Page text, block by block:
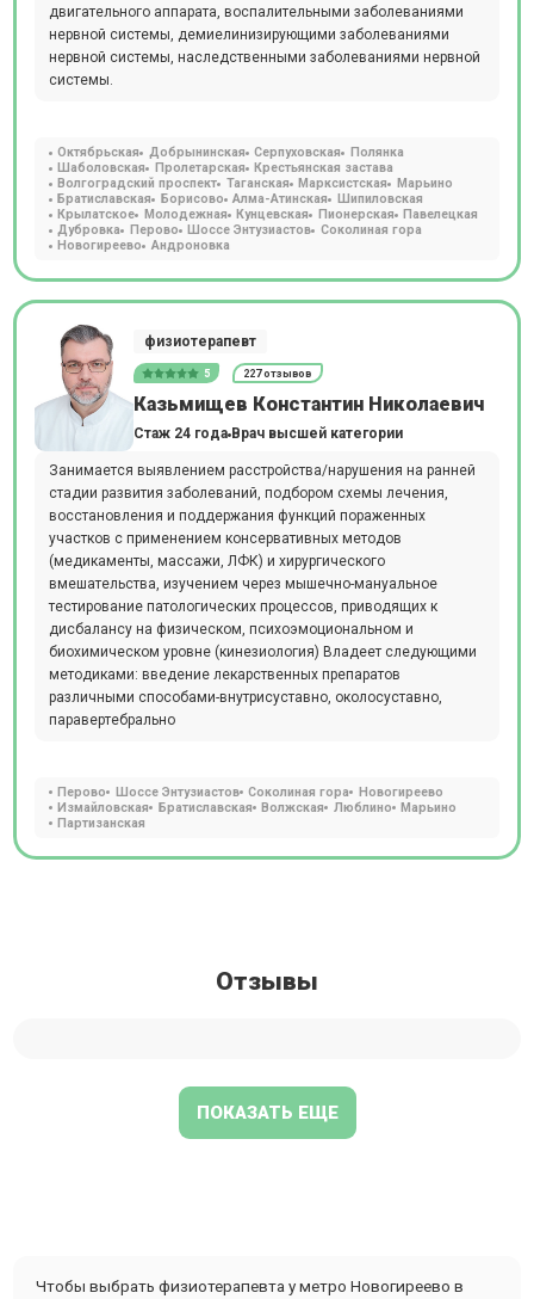
двигательного аппарата, воспалительными заболеваниями
нервной системы, демиелинизирующими заболеваниями
нервной системы, наследственными заболеваниями нервной
системы.
Октябрьская Добрынинская Серпуховская
Полянка
Шаболовская
Пролетарская
Крестьянская застава
Волгоградский проспект
Таганская Марксистская
Марьино
Братиславская
Борисово Алма-Атинская
Шипиловская
Крылатское
Молодежная Кунцевская Пионерская
Павелецкая
Дубровка
Перово Шоссе Энтузиастов
Соколиная гора
Новогиреево
Андроновка
физиотерапевт
5 227 отзывов
Казьмищев Константин Николаевич
Стаж 24 года Врач высшей категории
Занимается выявлением расстройства/нарушения на ранней
стадии развития заболеваний, подбором схемы лечения,
восстановления и поддержания функций пораженных
участков с применением консервативных методов
(медикаменты, массажи, ЛФК) и хирургического
вмешательства, изучением через мышечно-мануальное
тестирование патологических процессов, приводящих к
дисбалансу на физическом, психоэмоциональном и
биохимическом уровне (кинезиология) Владеет следующими
методиками: введение лекарственных препаратов
различными способами-внутрисуставно, околосуставно,
паравертебрально
Перово Шоссе Энтузиастов Соколиная гора
Новогиреево
Измайловская
Братиславская Волжская Люблино
Марьино
Партизанская
Отзывы
ПОКАЗАТЬ ЕЩЕ
Чтобы выбрать физиотерапевта у метро Новогиреево в